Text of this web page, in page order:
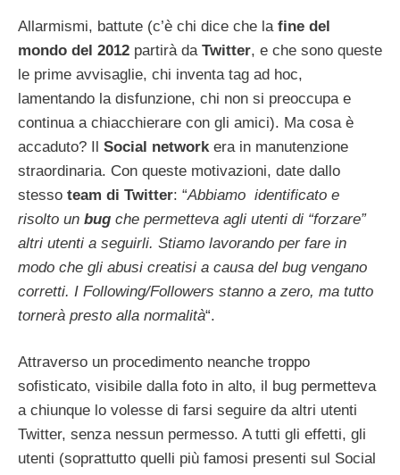
Allarmismi, battute (c’è chi dice che la fine del
mondo del 2012 partirà da Twitter, e che sono queste
le prime avvisaglie, chi inventa tag ad hoc,
lamentando la disfunzione, chi non si preoccupa e
continua a chiacchierare con gli amici). Ma cosa è
accaduto? Il Social network era in manutenzione
straordinaria. Con queste motivazioni, date dallo
stesso team di Twitter: “Abbiamo identificato e
risolto un bug che permetteva agli utenti di “forzare”
altri utenti a seguirli. Stiamo lavorando per fare in
modo che gli abusi creatisi a causa del bug vengano
corretti. I Following/Followers stanno a zero, ma tutto
tornerà presto alla normalità“.
Attraverso un procedimento neanche troppo
sofisticato, visibile dalla foto in alto, il bug permetteva
a chiunque lo volesse di farsi seguire da altri utenti
Twitter, senza nessun permesso. A tutti gli effetti, gli
utenti (soprattutto quelli più famosi presenti sul Social